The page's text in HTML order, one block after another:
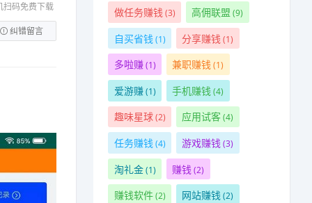
扫码免费下载
纠错留言
做任务赚钱 (3) 高佣联盟 (9)
自买省钱(1) 分享赚钱 (1)
多啦赚(1) 兼职赚钱(1)
爱游赚(1) 手机赚钱 (4)
趣味星球(2) 应用试客(4)
任务赚钱(4) 游戏赚钱(3)
淘礼金(1) 赚钱 (2)
赚钱软件(2) 网站赚钱(2)